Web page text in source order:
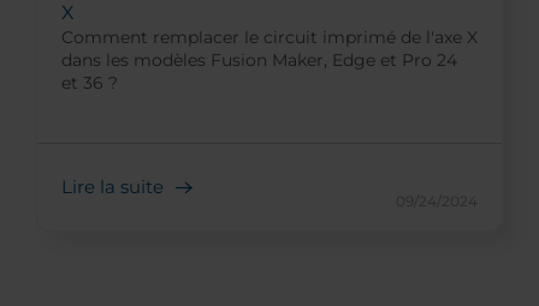
X
Comment remplacer le circuit imprimé de l'axe X
dans les modèles Fusion Maker, Edge et Pro 24
et 36 ?
Lire la suite
09/24/2024